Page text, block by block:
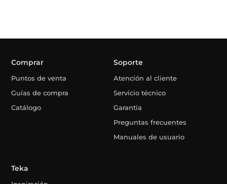
Comprar
Puntos de venta
Guías de compra
Catálogo
Soporte
Atención al cliente
Servicio técnico
Garantía
Preguntas frecuentes
Manuales de usuario
Teka